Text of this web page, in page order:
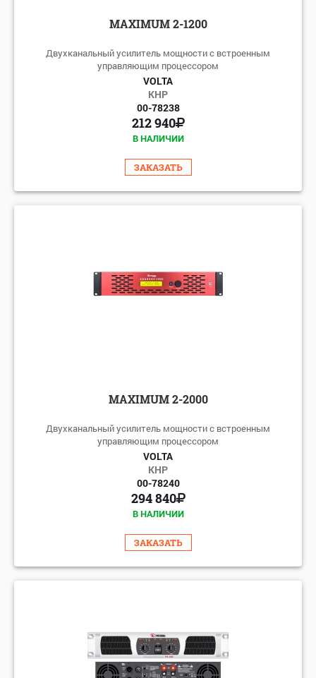
MAXIMUM 2-1200
Двухканальный усилитель мощности с встроенным
управляющим процессором
VOLTA
КНР
00-78238
212 940
В НАЛИЧИИ
ЗАКАЗАТЬ
MAXIMUM 2-2000
Двухканальный усилитель мощности с встроенным
управляющим процессором
VOLTA
КНР
00-78240
294 840
В НАЛИЧИИ
ЗАКАЗАТЬ